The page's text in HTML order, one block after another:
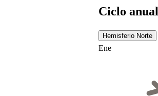
Ciclo anual
Hemisferio Norte
Ene